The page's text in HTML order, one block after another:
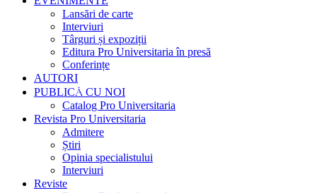
Lansări de carte
Interviuri
Târguri și expoziții
Editura Pro Universitaria în presă
Conferințe
AUTORI
PUBLICĂ CU NOI
Catalog Pro Universitaria
Revista Pro Universitaria
Admitere
Știri
Opinia specialistului
Interviuri
Reviste